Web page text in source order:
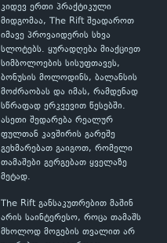
კიდევ ერთი პრაქტიკული
მიდგომაა, The Rift შეადაროთ
იმავე პროვაიდერის სხვა
სლოტებს. ყურადღება მიაქციეთ
სიმბოლოების სისუფთავეს,
ბონუსის მოლოდინს, ბალანსის
მოძრაობას და იმას, რამდენად
სწრაფად ერკვევით წესებში.
ასეთი შედარება რეალურ
ფულთან კავშირის გარეშე
გეხმარებათ გაიგოთ, რომელი
თამაშები გერგებათ ყველაზე
მეტად.
The Rift განსაკუთრებით მაშინ
არის საინტერესო, როცა თამაშს
მხოლოდ მოგების თვალით არ